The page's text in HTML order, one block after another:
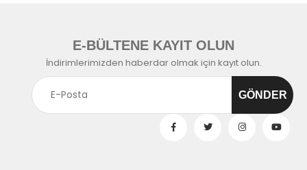
E-BÜLTENE KAYIT OLUN
İndirimlerimizden haberdar olmak için kayıt olun.